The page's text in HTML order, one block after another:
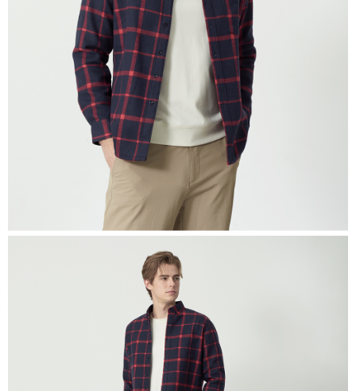
每筆NT$80，滿NT$1,200(含以上)免運費
每筆NT$80，滿NT$1,200(含以上)免運費